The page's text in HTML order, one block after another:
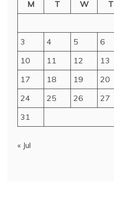
M
T W T
3
4 5 6
10
11 12 13
17
18 19 20
24
25 26 27
31
« Jul